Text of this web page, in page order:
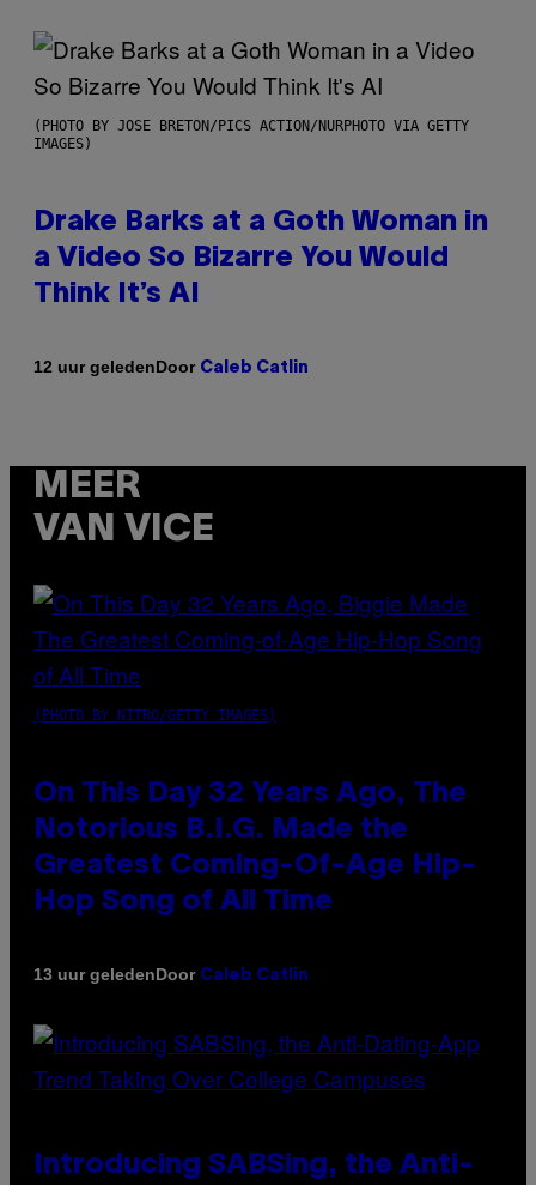
(PHOTO BY JOSE BRETON/PICS ACTION/NURPHOTO VIA GETTY
IMAGES)
Drake Barks at a Goth Woman in
a Video So Bizarre You Would
Think It’s AI
12 uur geledenDoor Caleb Catlin
MEER
VAN VICE
(PHOTO BY NITRO/GETTY IMAGES)
On This Day 32 Years Ago, The
Notorious B.I.G. Made the
Greatest Coming-Of-Age Hip-
Hop Song of All Time
13 uur geledenDoor Caleb Catlin
Introducing SABSing, the Anti-